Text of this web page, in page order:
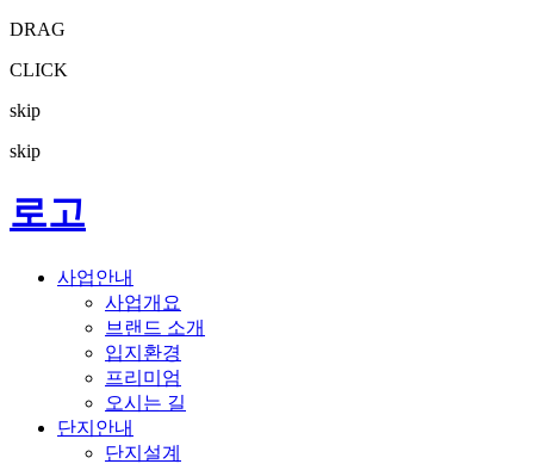
DRAG
CLICK
skip
skip
로고
사업안내
사업개요
브랜드 소개
입지환경
프리미엄
오시는 길
단지안내
단지설계